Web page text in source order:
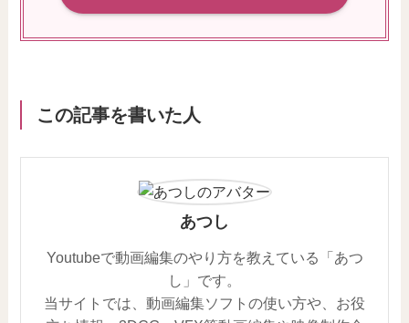
この記事を書いた人
あつし
Youtubeで動画編集のやり方を教えている「あつ
し」です。
当サイトでは、動画編集ソフトの使い方や、お役